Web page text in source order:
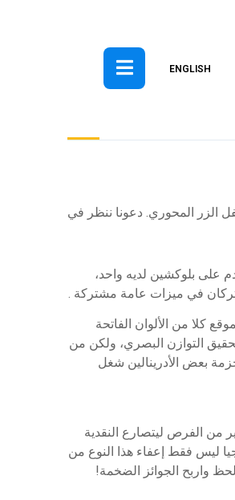
ENGLISH
الزر المحوري. دعونا ننظر في
على بلوكشين لديه واحد،
في ميزات عامة مشتركة .
كلا من الألوان الفاتحة
التوازن البصري، ولكن من
بعض الأدرينالين شغل
من الفرص ليتصارع النقدية
ليس فقط إعفاء هذا النوع من
واربح الجوائز الضخمة!